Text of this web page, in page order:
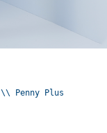
\\ Penny Plus